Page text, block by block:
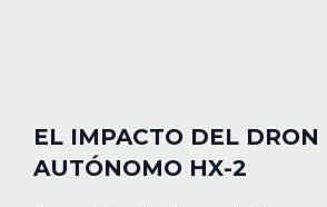
EL IMPACTO DEL DRON
AUTÓNOMO HX-2